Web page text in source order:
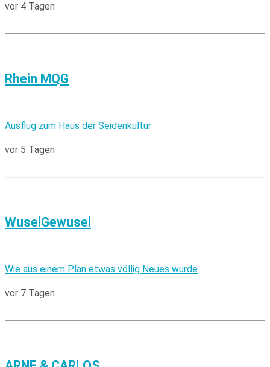
vor 4 Tagen
Rhein MQG
Ausflug zum Haus der Seidenkultur
vor 5 Tagen
WuselGewusel
Wie aus einem Plan etwas völlig Neues wurde
vor 7 Tagen